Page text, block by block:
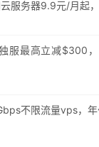
服务器9.9元/月起
服最高立减$300
不限流量vps，